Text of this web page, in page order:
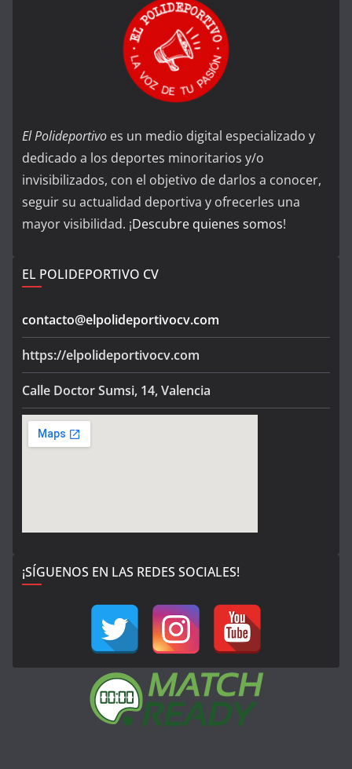
El Polideportivo es un medio digital especializado y
dedicado a los deportes minoritarios y/o
invisibilizados, con el objetivo de darlos a conocer,
seguir su actualidad deportiva y ofrecerles una
mayor visibilidad. ¡Descubre quienes somos!
EL POLIDEPORTIVO CV
contacto@elpolideportivocv.com
https://elpolideportivocv.com
Calle Doctor Sumsi, 14, Valencia
¡SÍGUENOS EN LAS REDES SOCIALES!